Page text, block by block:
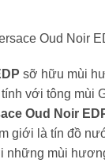
sỡ hữu mùi
với tông mùi
Oud Noir
giới là tín đồ
những mùi